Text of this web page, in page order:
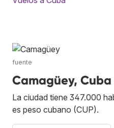
fuente
Camagüey, Cuba
La ciudad tiene 347.000
es peso cubano (CUP).